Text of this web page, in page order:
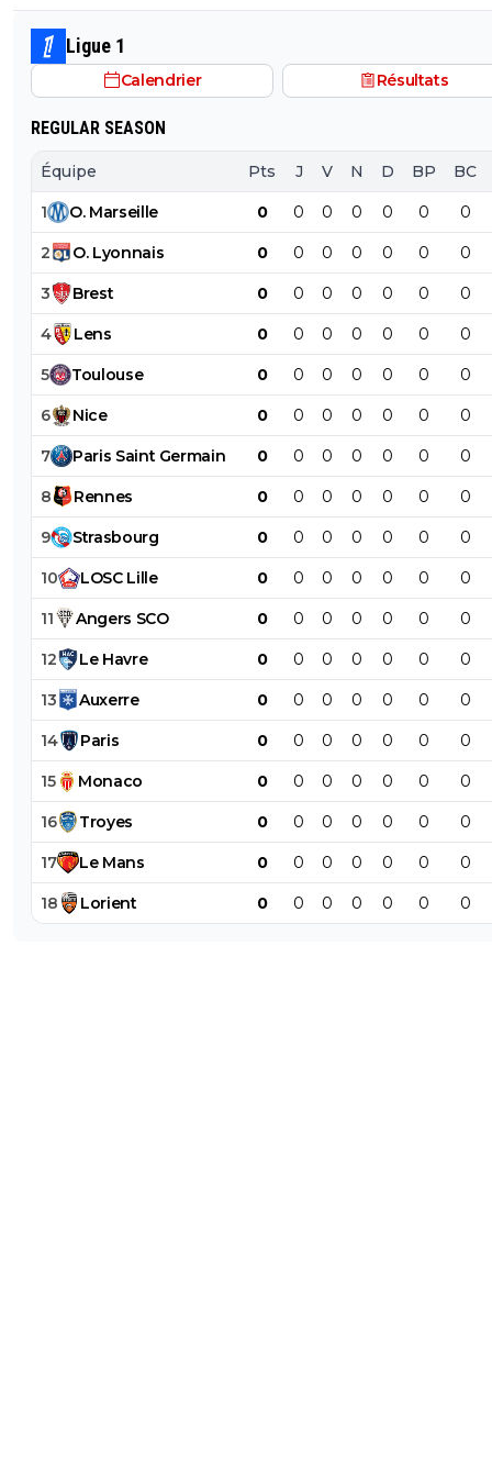
Ligue 1
Calendrier Résultats
REGULAR SEASON
Équipe Pts J V N D BP BC
1 O. Marseille 0 0 0 0 0 0 0
2 O. Lyonnais 0 0 0 0 0 0 0
3 Brest 0 0 0 0 0 0 0
4 Lens 0 0 0 0 0 0 0
5 Toulouse 0 0 0 0 0 0 0
6 Nice 0 0 0 0 0 0 0
7 Paris Saint Germain 0 0 0 0 0 0 0
8 Rennes 0 0 0 0 0 0 0
9 Strasbourg 0 0 0 0 0 0 0
10 LOSC Lille 0 0 0 0 0 0 0
11 Angers SCO 0 0 0 0 0 0 0
12 Le Havre 0 0 0 0 0 0 0
13 Auxerre 0 0 0 0 0 0 0
14 Paris 0 0 0 0 0 0 0
15 Monaco 0 0 0 0 0 0 0
16 Troyes 0 0 0 0 0 0 0
17 Le Mans 0 0 0 0 0 0 0
18 Lorient 0 0 0 0 0 0 0